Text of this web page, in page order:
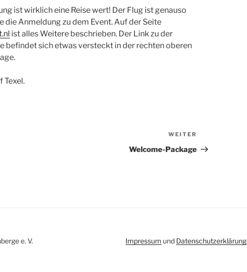
ist wirklich eine Reise wert! Der Flug ist genauso
die Anmeldung zu dem Event. Auf der Seite
ist alles Weitere beschrieben. Der Link zu der
befindet sich etwas versteckt in der rechten oberen
Texel.
Beitrag
WEITER
Welcome-Package
e. V. Impressum und Datenschutzerklärung